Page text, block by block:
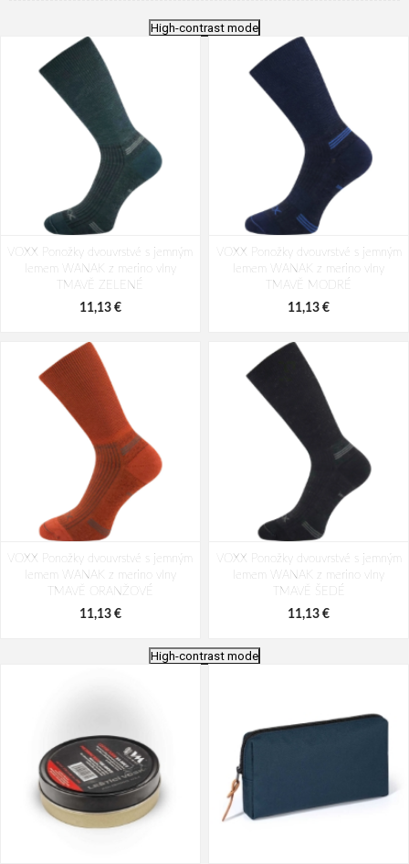
High-contrast mode
VOXX Ponožky dvouvrstvé s jemným
lemem WANAK z merino vlny
TMAVĚ ZELENÉ
11,13 €
VOXX Ponožky dvouvrstvé s jemným
lemem WANAK z merino vlny
TMAVĚ MODRÉ
11,13 €
VOXX Ponožky dvouvrstvé s jemným
lemem WANAK z merino vlny
TMAVĚ ORANŽOVÉ
11,13 €
VOXX Ponožky dvouvrstvé s jemným
lemem WANAK z merino vlny
TMAVĚ ŠEDÉ
11,13 €
High-contrast mode